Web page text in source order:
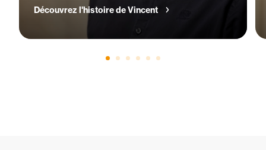
Découvrez l'histoire de Vincent